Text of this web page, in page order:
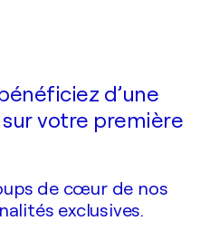
d’une
sur votre première
de cœur de nos
exclusives.